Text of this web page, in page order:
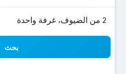
2 من الضيوف، غرفة واحدة
بحث